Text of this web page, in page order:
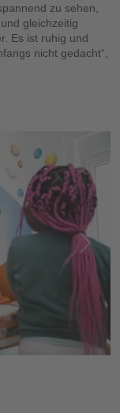
zu sehen,
gleichzeitig
Es ist ruhig und
nicht gedacht“,